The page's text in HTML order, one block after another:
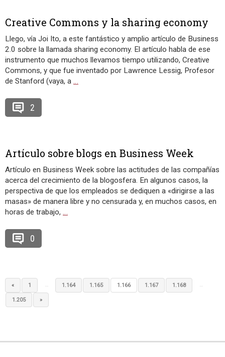
Creative Commons y la sharing economy
Llego, vía Joi Ito, a este fantástico y amplio artículo de Business
2.0 sobre la llamada sharing economy. El artículo habla de ese
instrumento que muchos llevamos tiempo utilizando, Creative
Commons, y que fue inventado por Lawrence Lessig, Profesor
de Stanford (vaya, a …
2
Artículo sobre blogs en Business Week
Artículo en Business Week sobre las actitudes de las compañías
acerca del crecimiento de la blogosfera. En algunos casos, la
perspectiva de que los empleados se dediquen a «dirigirse a las
masas» de manera libre y no censurada y, en muchos casos, en
horas de trabajo, …
0
« 1 … 1.164 1.165 1.166 1.167 1.168 …
1.205 »